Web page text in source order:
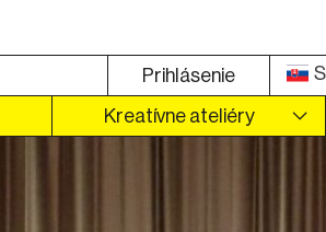
Prihlásenie
Kreatívne ateliéry